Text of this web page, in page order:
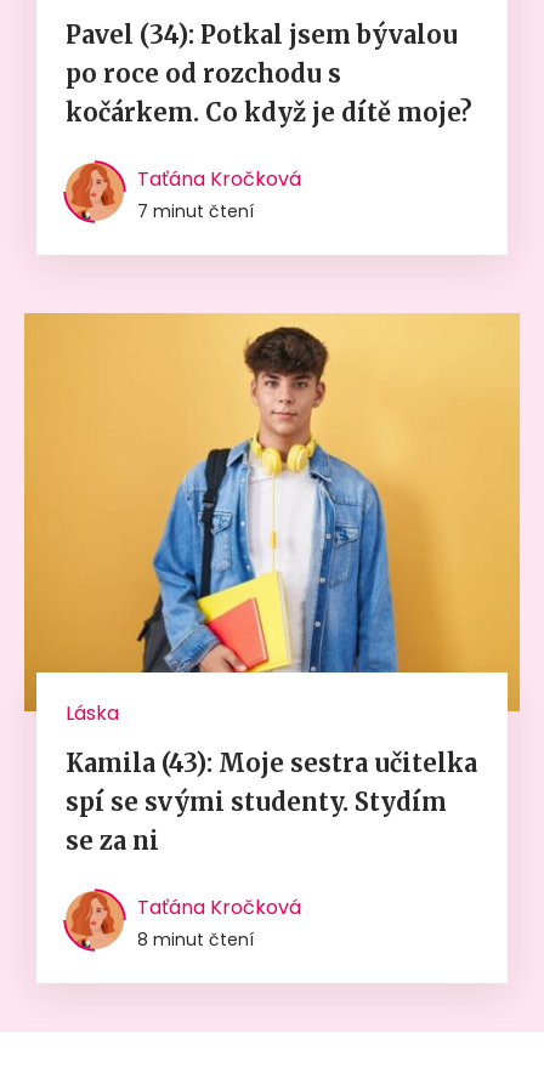
Pavel (34): Potkal jsem bývalou
po roce od rozchodu s
kočárkem. Co když je dítě moje?
Taťána Kročková
7 minut čtení
Láska
Kamila (43): Moje sestra učitelka
spí se svými studenty. Stydím
se za ni
Taťána Kročková
8 minut čtení